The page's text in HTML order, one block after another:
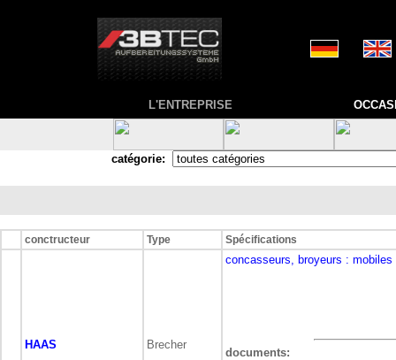
L'ENTREPRISE
catégorie:
conctructeur Type Spécifications
HAAS Brecher
concasseurs, broyeurs : mobiles
documents: